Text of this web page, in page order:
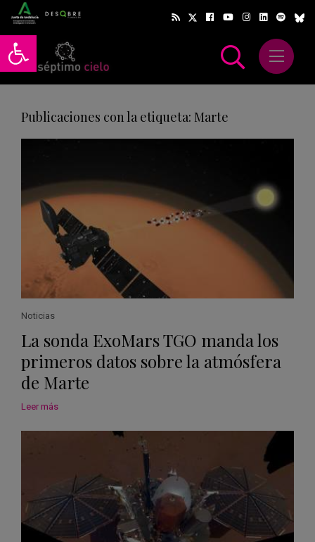
Abrir barra de herramientas
Abrir
Publicaciones con la etiqueta: Marte
Noticias
La sonda ExoMars TGO manda los
primeros datos sobre la atmósfera
de Marte
Leer más